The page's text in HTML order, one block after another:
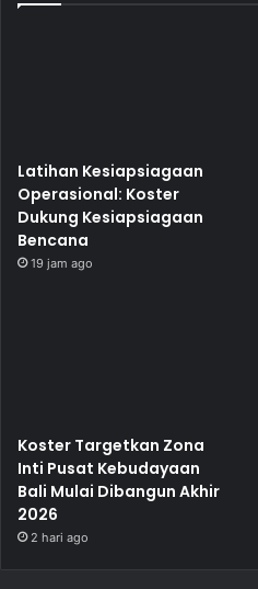
Latihan Kesiapsiagaan
Operasional: Koster
Dukung Kesiapsiagaan
Bencana
19 jam ago
Koster Targetkan Zona
Inti Pusat Kebudayaan
Bali Mulai Dibangun Akhir
2026
2 hari ago